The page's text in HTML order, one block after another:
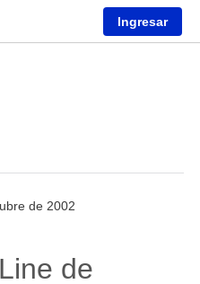
Ingresar
de 2002
de